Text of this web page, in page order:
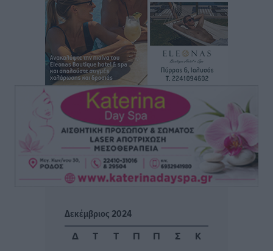
Συνεχίζεται η έξοδος του Αυγούστου – Πάνω από
34.000 αναχωρούν σήμερα μόνο από τον Πειραιά
Ειδήσεις• πριν 22 ώρες
Μόνιμες θέσεις στους παιδικούς σταθμούς: Οι
προϋποθέσεις, η 24μηνη εμπειρία και οι προθεσμίες
για τους δήμους
Τοπικές Ειδήσεις• πριν 22 ώρες
Δεύτερη πηγή εισοδήματος για τους επαγγελματίες
ψαράδες ο αλιευτικός τουρισμός
Δεκέμβριος 2024
Δ
Τ Τ Π Π Σ Κ